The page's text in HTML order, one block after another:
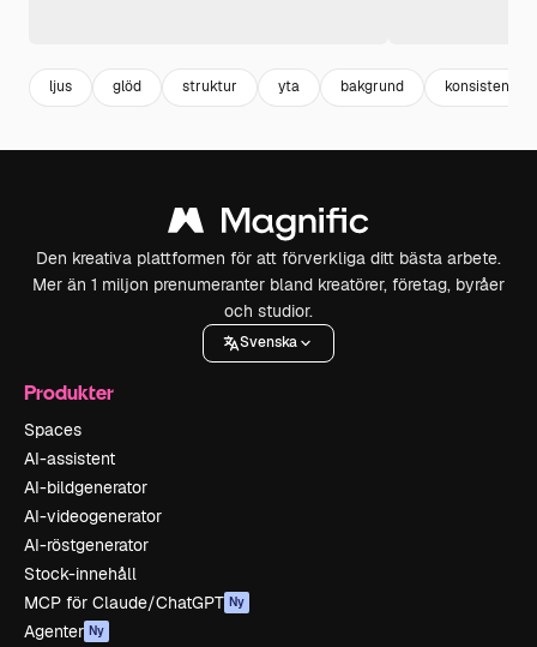
ljus glöd struktur yta bakgrund konsistens
Den kreativa plattformen för att förverkliga ditt bästa arbete.
Mer än 1 miljon prenumeranter bland kreatörer, företag, byråer
och studior.
Svenska
Produkter
Spaces
AI-assistent
AI-bildgenerator
AI-videogenerator
AI-röstgenerator
Stock-innehåll
MCP för Claude/ChatGPT Ny
Agenter Ny